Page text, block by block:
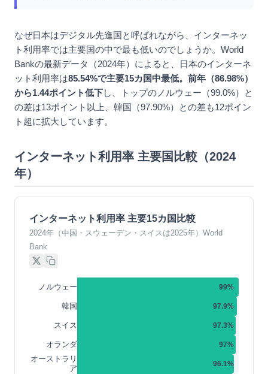
なぜ日本はデジタル先進国と呼ばれながら、インターネッ
ト利用率では主要国の中で最も低いのでしょうか。World
Bankの最新データ（2024年）によると、日本のインターネ
ット利用率は85.54%で主要15カ国中最低。前年（86.98%）
から1.44ポイント低下し、トップのノルウェー（99.0%）と
の差は13ポイント以上、韓国（97.90%）との差も12ポイン
ト超に拡大しています。
インターネット利用率 主要国比較（2024
年）
インターネット利用率 主要15カ国比較
2024年（中国・スウェーデン・スイスは2025年）World
Bank
ノルウェー 99%
韓国 97.9%
スイス 97.3%
オランダ 97%
オーストラリ
ア
96.1%